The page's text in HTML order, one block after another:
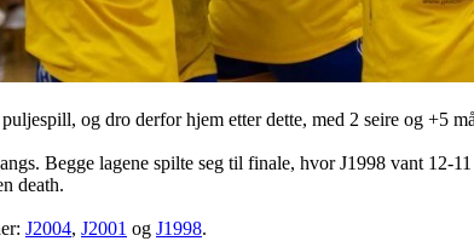
og dro derfor hjem etter dette, med 2 seire og +5
Begge lagene spilte seg til finale, hvor J1998 vant 12-
death.
J2004, J2001 og J1998.